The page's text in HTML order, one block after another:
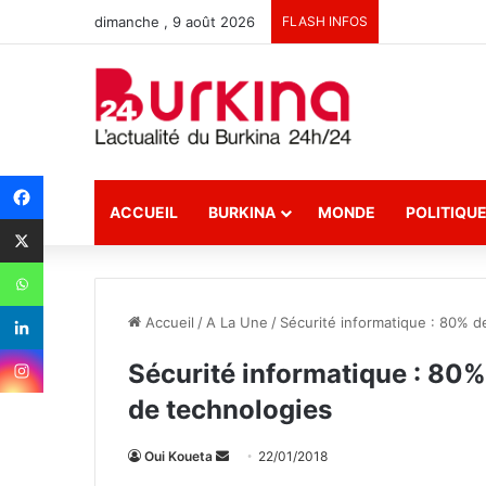
dimanche , 9 août 2026 FLASH INFOS
ACCUEIL BURKINA MONDE POLITIQUE
Accueil / A La Une / Sécurité informatique : 80%
Sécurité informatique :
de technologies
Oui Koueta 22/01/2018